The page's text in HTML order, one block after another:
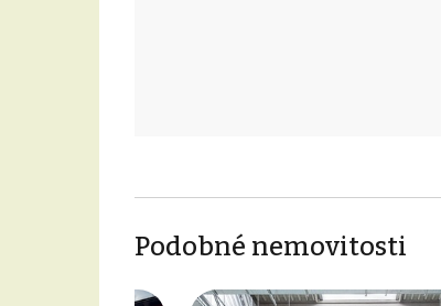
Podobné nemovitosti